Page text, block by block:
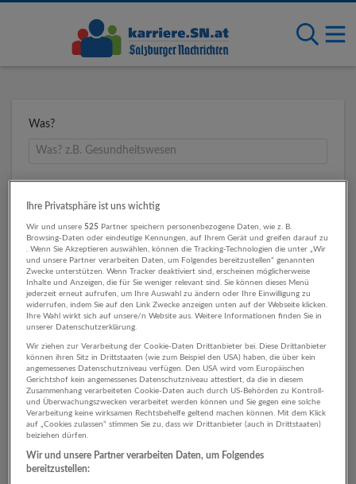
Was?
Umkreis
1 IT, EDV Energieversorgung
Unternehmen
Ihre Privatsphäre ist uns wichtig
Wir und unsere525 Partner speichern personenbezogene Daten, wie z. B.
Browsing-Daten oder eindeutige Kennungen, auf Ihrem Gerät und greifen darauf zu
. Wenn Sie Akzeptieren auswählen, können die Tracking-Technologien die unter „Wir
und unsere Partner verarbeiten Daten, um Folgendes bereitzustellen“ genannten
Zwecke unterstützen. Wenn Tracker deaktiviert sind, erscheinen möglicherweise
Inhalte und Anzeigen, die für Sie weniger relevant sind. Sie können dieses Menü
jederzeit erneut aufrufen, um Ihre Auswahl zu ändern oder Ihre Einwilligung zu
widerrufen, indem Sie auf den Link Zwecke anzeigen unten auf der Webseite klicken.
Ihre Wahl wirkt sich auf unsere/n Website aus. Weitere Informationen finden Sie in
unserer Datenschutzerklärung.
Wir ziehen zur Verarbeitung der Cookie-Daten Drittanbieter bei. Diese Drittanbieter
können ihren Sitz in Drittstaaten (wie zum Beispiel den USA) haben, die über kein
angemessenes Datenschutzniveau verfügen. Den USA wird vom Europäischen
Gerichtshof kein angemessenes Datenschutzniveau attestiert, da die in diesem
Zusammenhang verarbeiteten Cookie-Daten auch durch US-Behörden zu Kontroll-
und Überwachungszwecken verarbeitet werden können und Sie gegen eine solche
Verarbeitung keine wirksamen Rechtsbehelfe geltend machen können. Mit dem Klick
auf „Cookies zulassen“ stimmen Sie zu, dass wir Drittanbieter (auch in Drittstaaten)
beiziehen dürfen.
Wir und unsere Partner verarbeiten Daten, um Folgendes
bereitzustellen: